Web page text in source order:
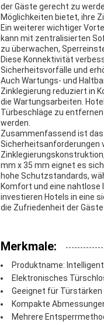
der Gäste gerecht zu
Möglichkeiten bietet, ihre
Ein weiterer wichtiger
kann mit zentralisierten
zu überwachen,
Diese Konnektivität
Sicherheitsvorfälle und
Auch Wartungs- und
Zinklegierung reduziert in
die Wartungsarbeiten.
Türbeschläge zu
werden.
Zusammenfassend ist
Sicherheitsanforderungen
mm x 35 mm eignet es
hohe Schutzstandards,
Komfort und eine
investieren Hotels in eine
die Zufriedenheit der
Merkmale:
Produktname:
Elektronisches
Geeignet für Türstärken
Kompakte
Mehrere